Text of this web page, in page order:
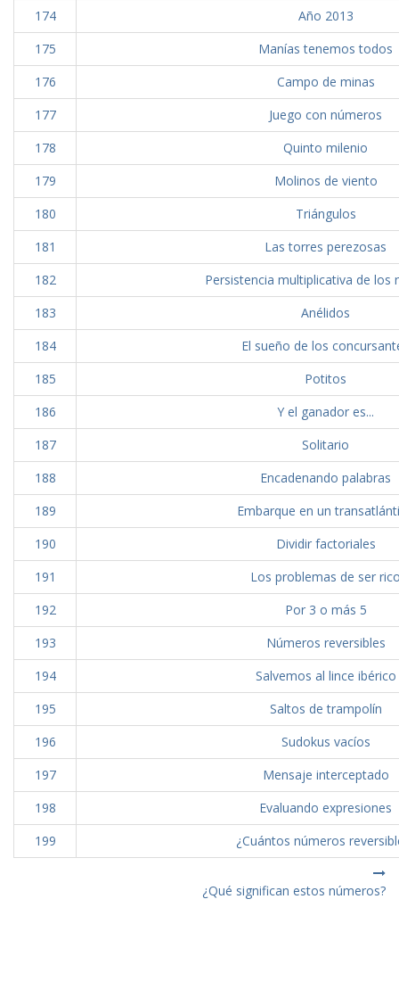
174
Año 2013
175
Manías tenemos todos
176
Campo de minas
177
Juego con números
178
Quinto milenio
179
Molinos de viento
180
Triángulos
181
Las torres perezosas
182
Persistencia multiplicativa de los
183
Anélidos
184
El sueño de los
185
Potitos
186
Y el ganador es...
187
Solitario
188
Encadenando palabras
189
Embarque en un
190
Dividir factoriales
191
Los problemas de ser
192
Por 3 o más 5
193
Números reversibles
194
Salvemos al lince ibérico
195
Saltos de trampolín
196
Sudokus vacíos
197
Mensaje interceptado
198
Evaluando expresiones
199
¿Cuántos números
¿Qué significan estos números?